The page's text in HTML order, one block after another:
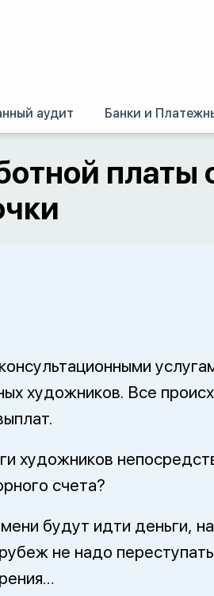
аудит Банки и
платы со счетов оффшорных компаний
художников. Все
художников
счета?
будут идти деньги,
не надо